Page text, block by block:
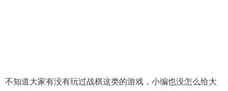
不知道大家有没有玩过战棋这类的游戏，小编也没怎么给大